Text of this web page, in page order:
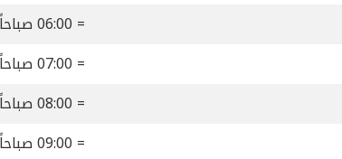
= 06:00 صباحاً
= 07:00 صباحاً
= 08:00 صباحاً
= 09:00 صباحاً